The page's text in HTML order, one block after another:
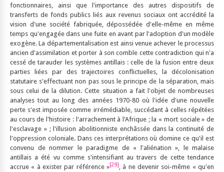
fonctionnaires, ainsi que l'importance des autres dispositifs de
transferts de fonds publics liés aux revenus sociaux ont accrédité la
vision d'une société fabriquée, dépossédée d'elle-même en même
temps qu'engagée dans une fuite en avant par l'adoption d'un modèle
exogène. La départementalisation est ainsi venue achever le processus
ancien d'assimilation et porter à son comble cette contradiction qui n'a
cessé de tarauder les systèmes antillais : celle de la fusion entre deux
parties liées par des trajectoires conflictuelles, la décolonisation
statutaire s'effectuant non pas sous le principe de la séparation, mais
sous celui de la dilution. Cette situation a fait l'objet de nombreuses
analyses tout au long des années 1970-80 où l'idée d'une nouvelle
perte s'est imposée comme irrémédiable, succédant à celles répétées
au cours de l'histoire : l'arrachement à l'Afrique ; la « mort sociale » de
l'esclavage » ; l'illusion abolitionniste enchâssée dans la continuité de
l'oppression coloniale. Dans ces interprétations où domine ce qu'il est
convenu de nommer le paradigme de « l'aliénation », le malaise
antillais a été vu comme s'intensifiant au travers de cette tendance
accrue « à exister par référence »[29], à ne devenir soi-même « qu'en